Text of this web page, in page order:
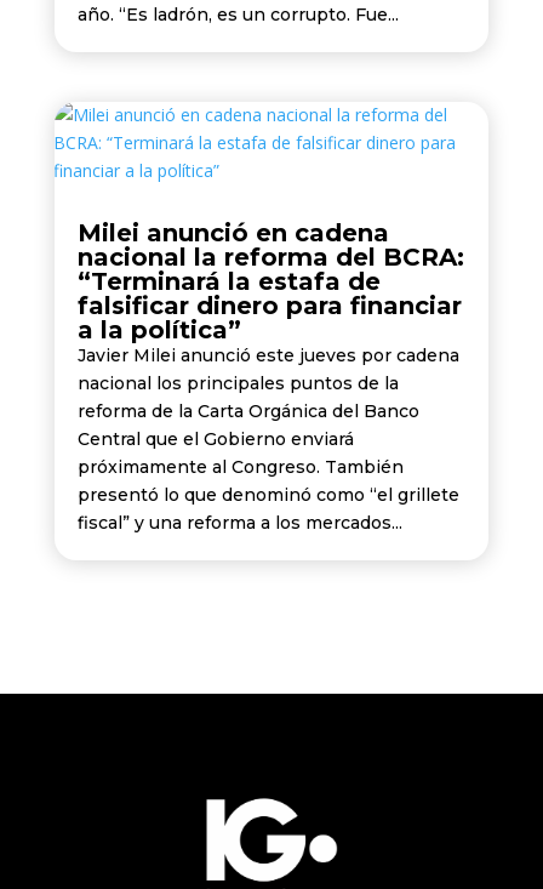
año. “Es ladrón, es un corrupto. Fue...
Milei anunció en cadena
nacional la reforma del BCRA:
“Terminará la estafa de
falsificar dinero para financiar
a la política”
Javier Milei anunció este jueves por cadena
nacional los principales puntos de la
reforma de la Carta Orgánica del Banco
Central que el Gobierno enviará
próximamente al Congreso. También
presentó lo que denominó como “el grillete
fiscal” y una reforma a los mercados...